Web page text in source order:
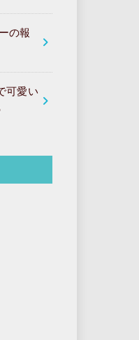
の報
可愛い